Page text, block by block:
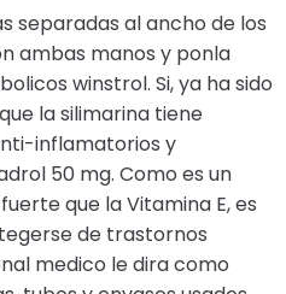
separadas al ancho de los
ambas manos y ponla
winstrol. Si, ya ha sido
la silimarina tiene
inflamatorios y
50 mg. Como es un
que la Vitamina E, es
de trastornos
medico le dira como